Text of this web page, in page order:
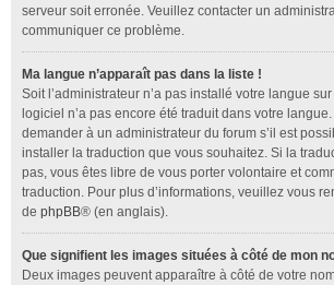
serveur soit erronée. Veuillez contacter un
communiquer ce problème.
Ma langue n’apparaît pas dans la liste !
Soit l’administrateur n’a pas installé votre langue
logiciel n’a pas encore été traduit dans votre
demander à un administrateur du forum s’il est
installer la traduction que vous souhaitez. Si la
pas, vous êtes libre de vous porter volontaire et
traduction. Pour plus d’informations, veuillez vous
de phpBB® (en anglais).
Que signifient les images situées à côté de mon
Deux images peuvent apparaître à côté de votre